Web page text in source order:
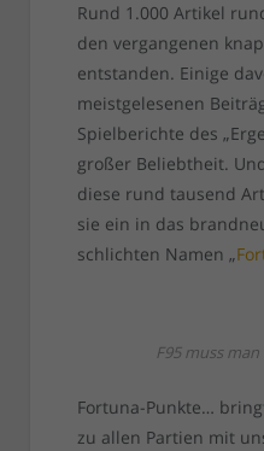
Rund 1.000 Artikel
den vergangenen
entstanden. Einige
meistgelesenen
Spielberichte des
großer Beliebtheit.
diese rund tausend
sie ein in das
schlichten Namen „
F95 muss
Fortuna-Punkte…
zu allen Partien mit